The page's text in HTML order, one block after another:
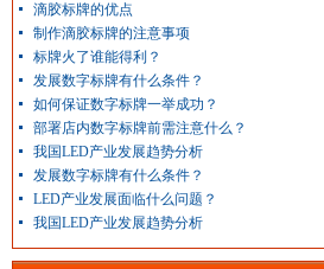
滴胶标牌的优点
制作滴胶标牌的注意事项
标牌火了谁能得利？
发展数字标牌有什么条件？
如何保证数字标牌一举成功？
部署店内数字标牌前需注意什么？
我国LED产业发展趋势分析
发展数字标牌有什么条件？
LED产业发展面临什么问题？
我国LED产业发展趋势分析